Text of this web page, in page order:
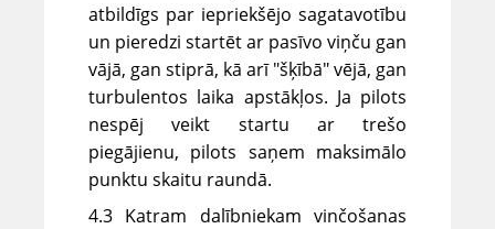
atbildīgs par iepriekšējo sagatavotību
un pieredzi startēt ar pasīvo viņču gan
vājā, gan stiprā, kā arī "šķībā" vējā, gan
turbulentos laika apstākļos. Ja pilots
nespēj veikt startu ar trešo
piegājienu, pilots saņem maksimālo
punktu skaitu raundā.
4.3 Katram dalībniekam vinčošanas